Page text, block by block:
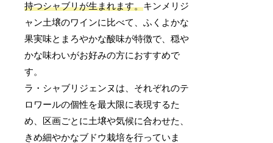
持つシャブリが生まれます。キンメリジ
ャン土壌のワインに比べて、ふくよかな
果実味とまろやかな酸味が特徴で、穏や
かな味わいがお好みの方におすすめで
す。
ラ・シャブリジェンヌは、それぞれのテ
ロワールの個性を最大限に表現するた
め、区画ごとに土壌や気候に合わせた、
きめ細やかなブドウ栽培を行っていま